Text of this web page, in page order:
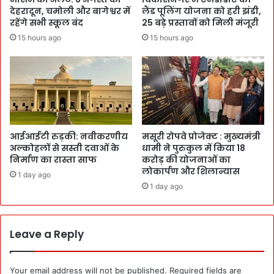
देहरादून, चमोली और बागेश्वर में
रहेंगे सभी स्कूल बंद
15 hours ago
लैंड पूलिंग योजना को हरी झंडी,
25 बड़े प्रस्तावों को मिली मंजूरी
15 hours ago
आईआईटी रुड़की: नवीकरणीय
अल्कोहलों से सस्ती दवाओं के
निर्माण का रास्ता साफ
1 day ago
मसूरी रोपवे प्रोजेक्ट : मुख्‍यमंत्री
धामी ने पुरुकुल में किया 18
करोड़ की योजनाओं का
लोकार्पण और शिलान्यास
1 day ago
Leave a Reply
Your email address will not be published. Required fields are